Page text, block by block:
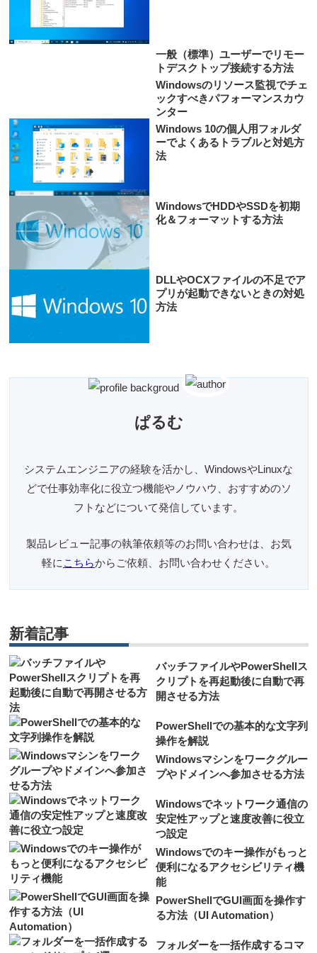
一般（標準）ユーザーでリモー
トデスクトップ接続する方法
Windowsのリソース監視でチェ
ックすべきパフォーマンスカウ
ンター
Windows 10の個人用フォルダ
ーでよくあるトラブルと対処方
法
WindowsでHDDやSSDを初期
化＆フォーマットする方法
DLLやOCXファイルの不足でア
プリが起動できないときの対処
方法
ぱるむ
システムエンジニアの経験を活かし、WindowsやLinuxな
どで仕事効率化に役立つ機能やノウハウ、おすすめのソ
フトなどについて発信しています。
製品レビュー記事の執筆依頼等のお問い合わせは、お気
軽にこちらからご依頼、お問い合わせください。
新着記事
バッチファイルやPowerShellス
クリプトを再起動後に自動で再
開させる方法
PowerShellでの基本的な文字列
操作を解説
Windowsマシンをワークグルー
プやドメインへ参加させる方法
Windowsでネットワーク通信の
安定性アップと速度改善に役立
つ設定
Windowsでのキー操作がもっと
便利になるアクセシビリティ機
能
PowerShellでGUI画面を操作す
る方法（UI Automation）
フォルダーを一括作成するコマ